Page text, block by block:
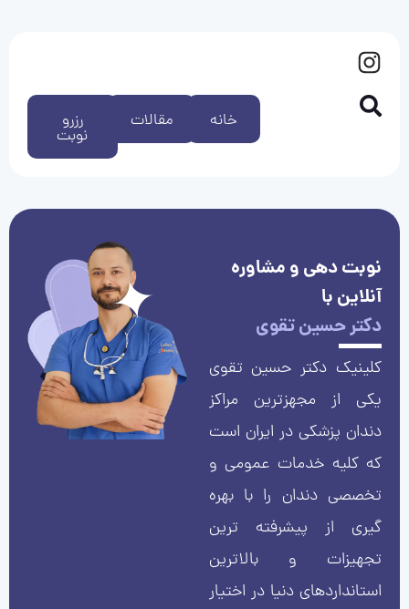
رزرو
نوبت
مقالات خانه
نوبت دهی و مشاوره
آنلاین با
دکتر حسین تقوی
کلینیک دکتر حسین تقوی
یکی از مجهزترین مراکز
دندان پزشکی در ایران است
که کلیه خدمات عمومی و
تخصصی دندان را با بهره
گیری از پیشرفته ترین
تجهیزات و بالاترین
استانداردهای دنیا در اختیار